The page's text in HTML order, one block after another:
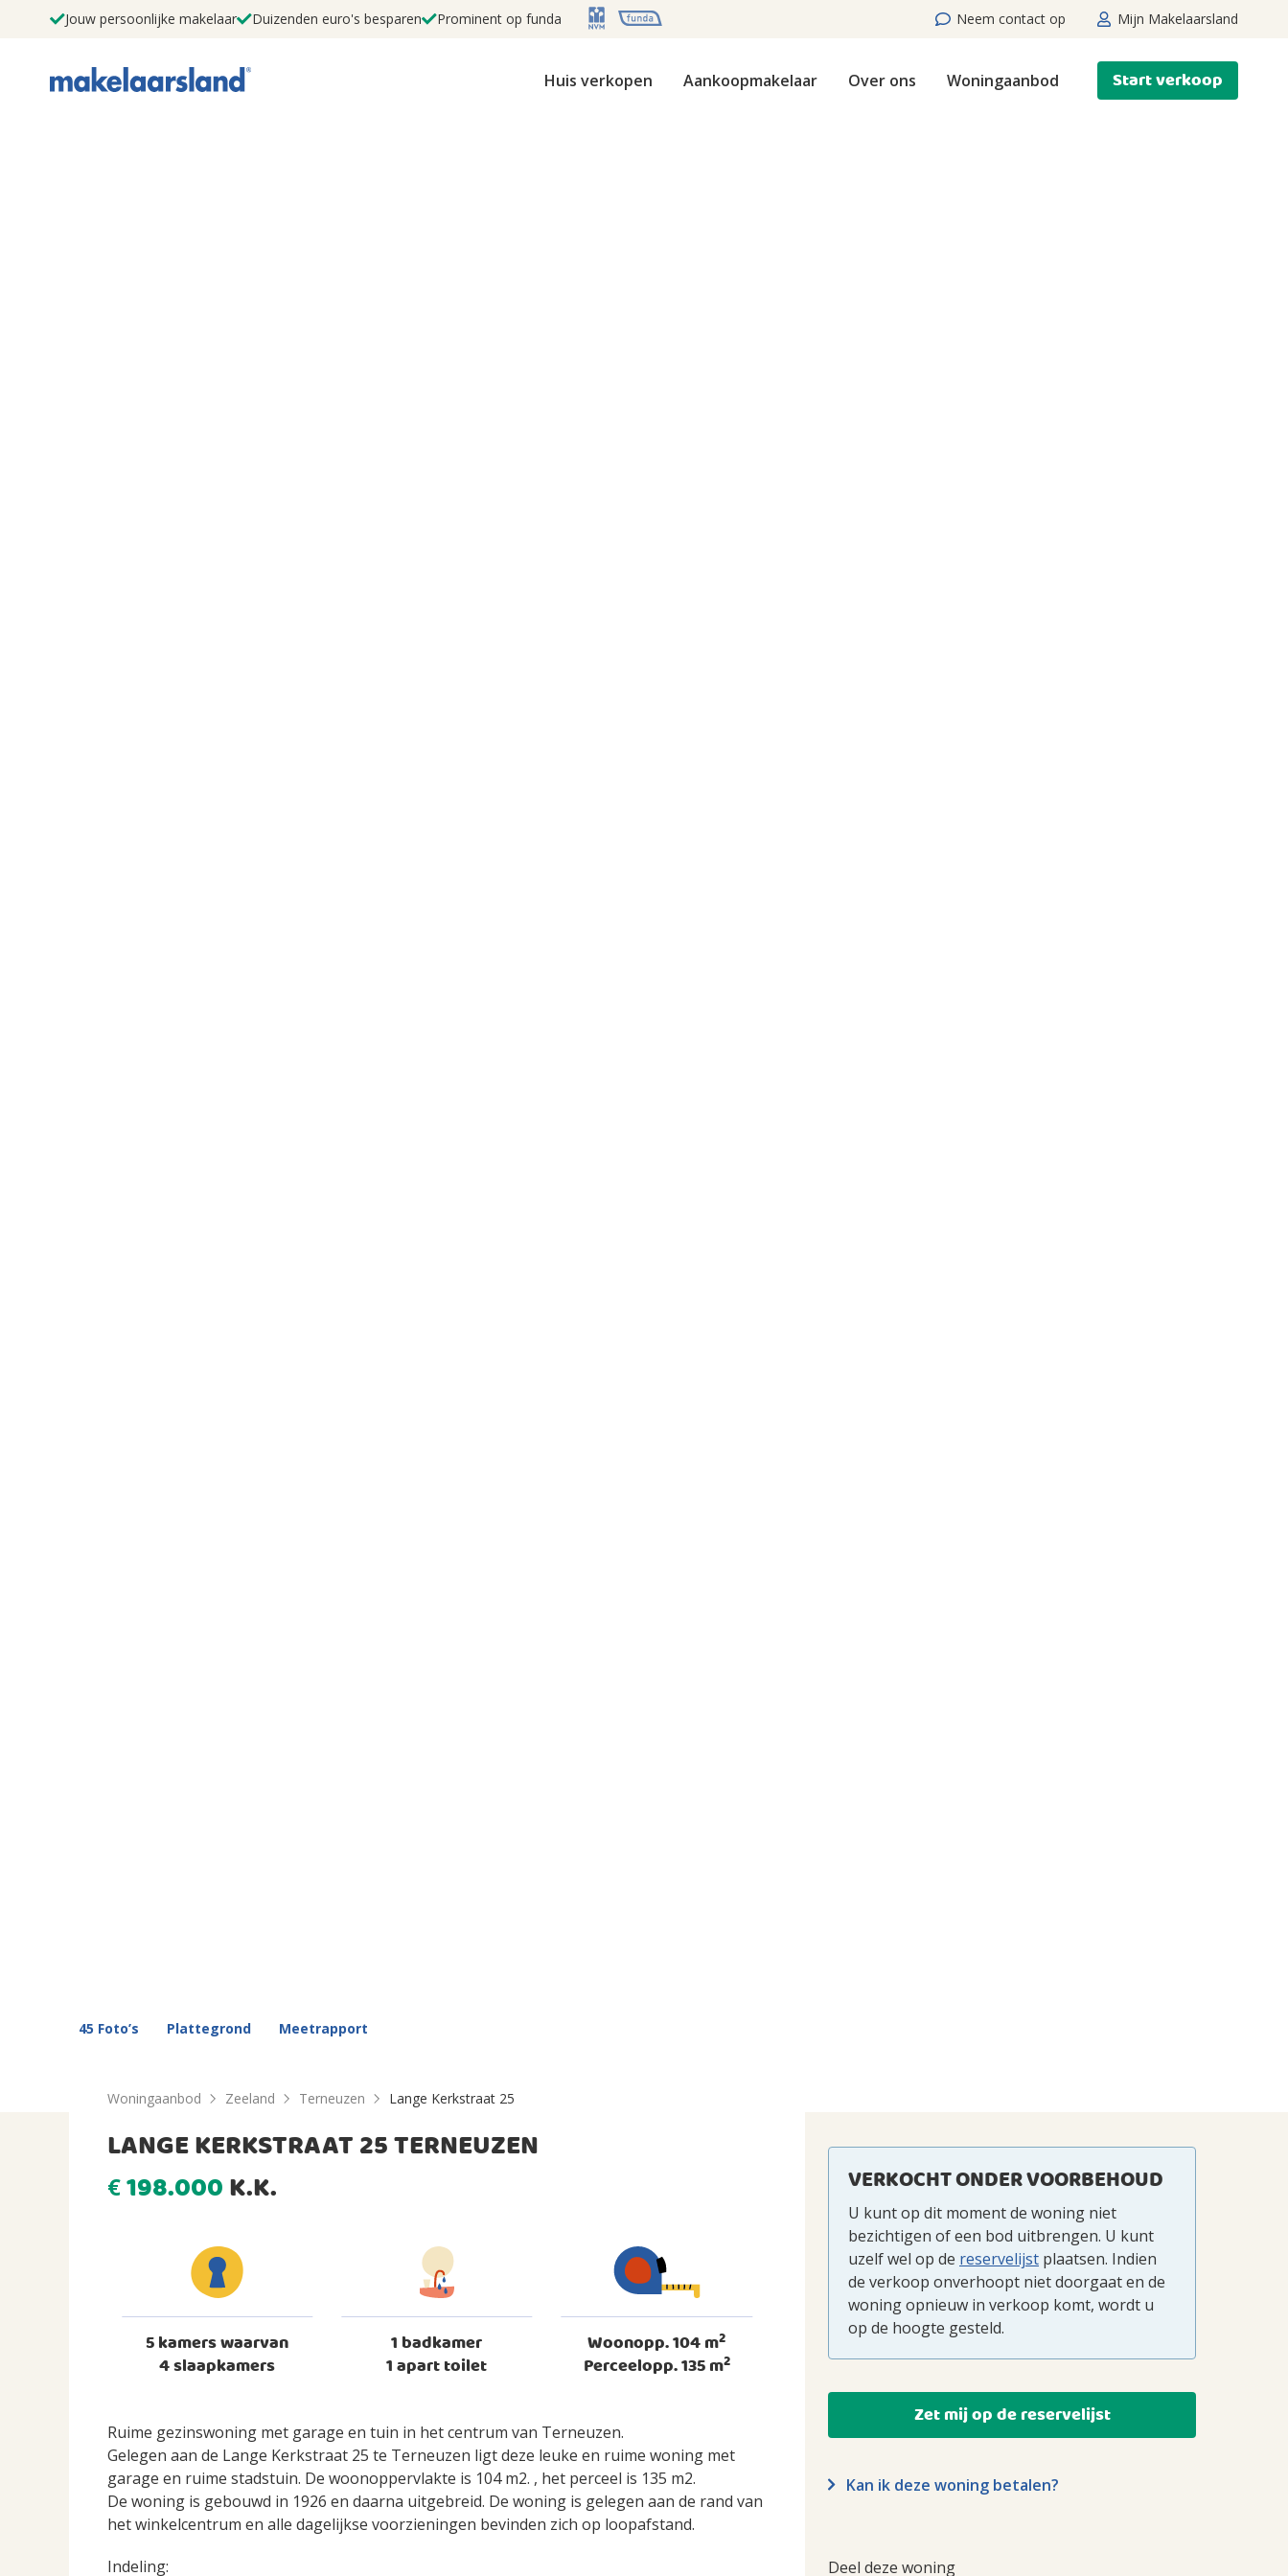
Jouw persoonlijke makelaar Duizenden euro's besparen Prominent op funda Neem contact op Mijn Makelaarsland
Huis verkopen Aankoopmakelaar Over ons Woningaanbod Start verkoop
45 Foto’s Plattegrond Meetrapport
Woningaanbod Zeeland Terneuzen Lange Kerkstraat 25
LANGE KERKSTRAAT 25 TERNEUZEN
€198.000K.K.
5 kamers waarvan
4 slaapkamers
1 badkamer
1 apart toilet
Woonopp. 104 m2
Perceelopp. 135 m2
Ruime gezinswoning met garage en tuin in het centrum van Terneuzen.
Gelegen aan de Lange Kerkstraat 25 te Terneuzen ligt deze leuke en ruime woning met
garage en ruime stadstuin. De woonoppervlakte is 104 m2. , het perceel is 135 m2.
De woning is gebouwd in 1926 en daarna uitgebreid. De woning is gelegen aan de rand van
het winkelcentrum en alle dagelijkse voorzieningen bevinden zich op loopafstand.
Indeling:
VERKOCHT ONDER VOORBEHOUD
U kunt op dit moment de woning niet
bezichtigen of een bod uitbrengen. U kunt
uzelf wel op de reservelijst plaatsen. Indien
de verkoop onverhoopt niet doorgaat en de
woning opnieuw in verkoop komt, wordt u
op de hoogte gesteld.
Zet mij op de reservelijst
Kan ik deze woning betalen?
Deel deze woning